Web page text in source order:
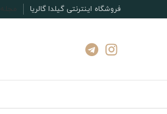
فروشگاه اینترنتی گیلدا گالریا مجله